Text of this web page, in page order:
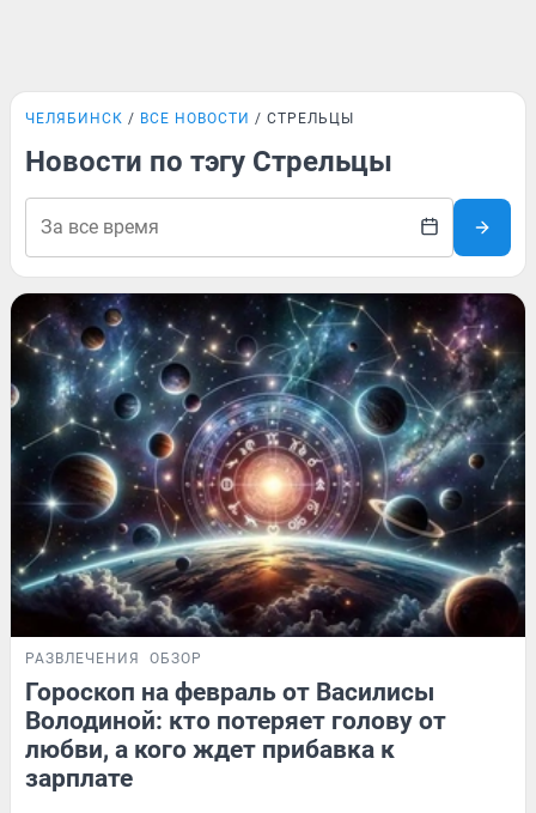
ЧЕЛЯБИНСК ВСЕ НОВОСТИ СТРЕЛЬЦЫ
Новости по тэгу Стрельцы
РАЗВЛЕЧЕНИЯ ОБЗОР
Гороскоп на февраль от Василисы
Володиной: кто потеряет голову от
любви, а кого ждет прибавка к
зарплате